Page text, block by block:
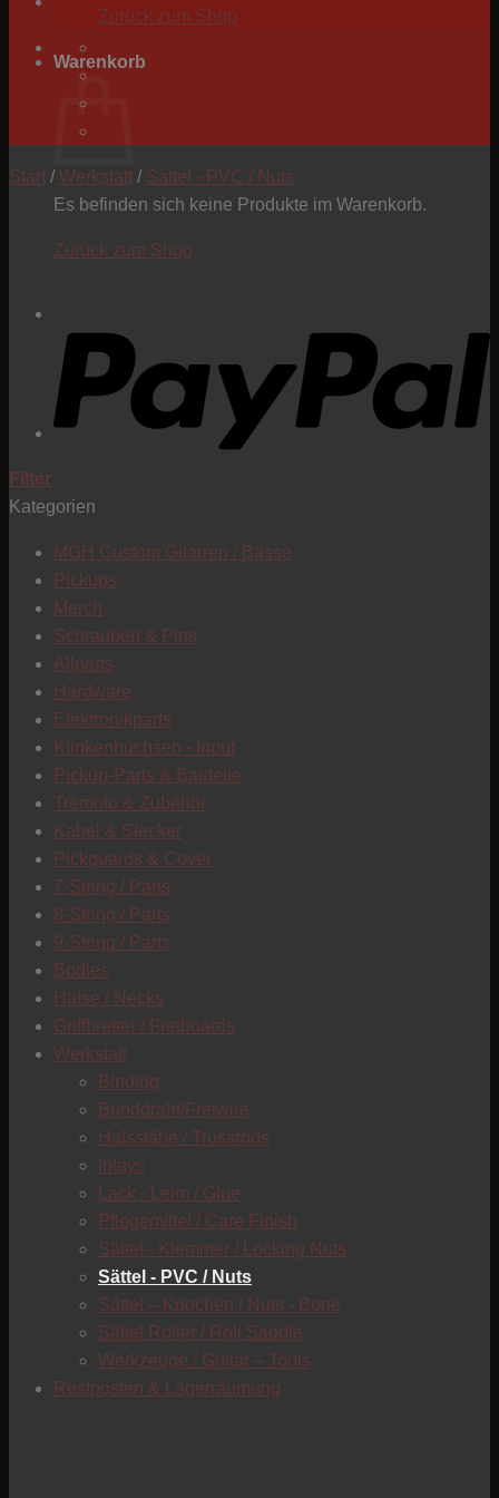
Zurück zum Shop
Warenkorb
Es befinden sich keine Produkte im Warenkorb.
Zurück zum Shop
Start / Werkstatt / Sättel - PVC / Nuts
Filter
Kategorien
MGH Custom Gitarren / Bässe
Pickups
Merch
Schrauben & Pins
Allparts
Hardware
Elektronikparts
Klinkenbuchsen - Input
Pickup-Parts & Bauteile
Tremolo & Zubehör
Kabel & Stecker
Pickguards & Cover
7-String / Parts
8-String / Parts
9-String / Parts
Bodies
Hälse / Necks
Griffbretter / Fretboards
Werkstatt
Binding
Bunddraht/Fretwire
Halsstäbe / Trussrods
Inlays
Lack - Leim / Glue
Pflegemittel / Care Finish
Sättel - Klemmer / Locking Nuts
Sättel - PVC / Nuts
Sättel – Knochen / Nuts - Bone
Sättel Roller / Roll Saddle
Werkzeuge / Guitar – Tools
Restposten & Lagerräumung